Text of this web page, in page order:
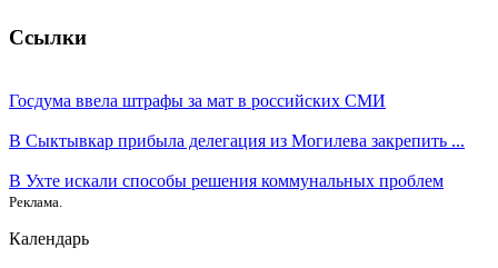
Ссылки
Госдума ввела штрафы за мат в российских СМИ
В Сыктывкар прибыла делегация из Могилева закрепить ...
В Ухте искали способы решения коммунальных проблем
Реклама.
Календарь